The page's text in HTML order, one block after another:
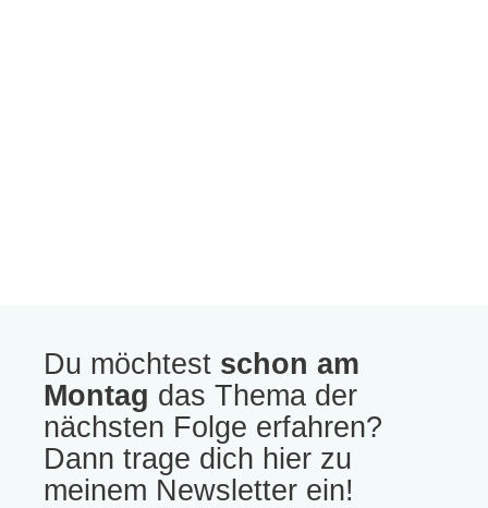
Du möchtest schon am
Montag das Thema der
nächsten Folge erfahren?
Dann trage dich hier zu
meinem Newsletter ein!